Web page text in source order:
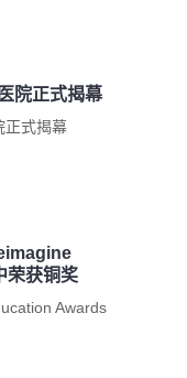
院正式揭幕
正式揭幕
荣获铜奖
Awards